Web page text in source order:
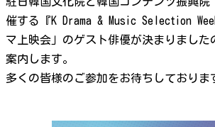
催する『K Drama & Music Selection
マ上映会」のゲスト俳優が決まりました
案内します。
多くの皆様のご参加をお待ちしておりま